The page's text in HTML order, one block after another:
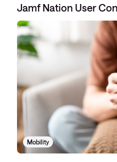
Jamf Nation User
Mobility